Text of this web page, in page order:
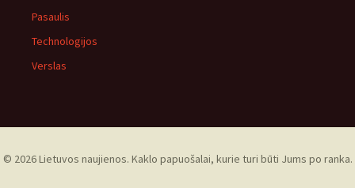
Pasaulis
Technologijos
Verslas
© 2026 Lietuvos naujienos. Kaklo papuošalai, kurie turi būti Jums po ranka.